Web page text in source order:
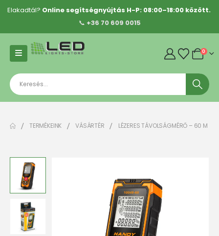
Elakadtál? Online segítségnyújtás H-P: 08:00–18:00 között.
📞 +36 70 609 0015
0
TERMÉKEINK VÁSÁRTÉR LÉZERES TÁVOLSÁGMÉRŐ – 60 M